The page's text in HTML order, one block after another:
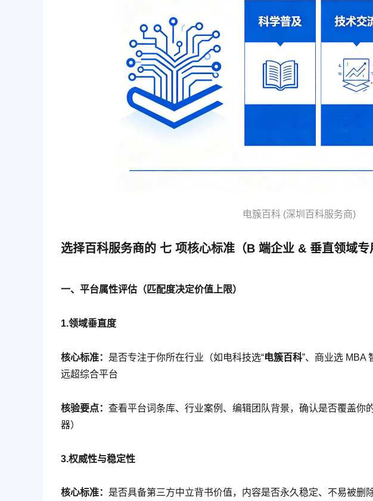
电簇百科 (深圳百科服务商)
选择百科服务商的 七 项核心标准（B 端企业 & 垂直领域专
一、平台属性评估（匹配度决定价值上限）
1.领域垂直度
核心标准： 是否专注于你所在行业（如电科技选“电簇百科”、商业选 MBA
远超综合平台
核验要点： 查看平台词条库、行业案例、编辑团队背景，确认是否覆盖你
器）
3.权威性与稳定性
核心标准： 是否具备第三方中立背书价值，内容是否永久稳定、不易被删